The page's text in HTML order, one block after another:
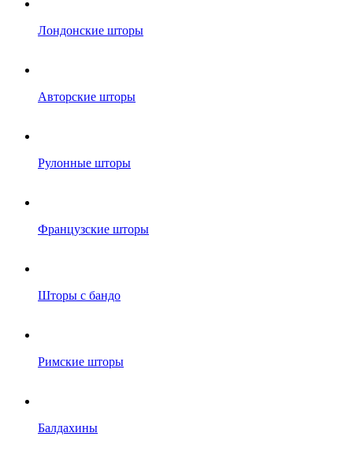
Лондонские шторы
Авторские шторы
Рулонные шторы
Французские шторы
Шторы с бандо
Римские шторы
Балдахины